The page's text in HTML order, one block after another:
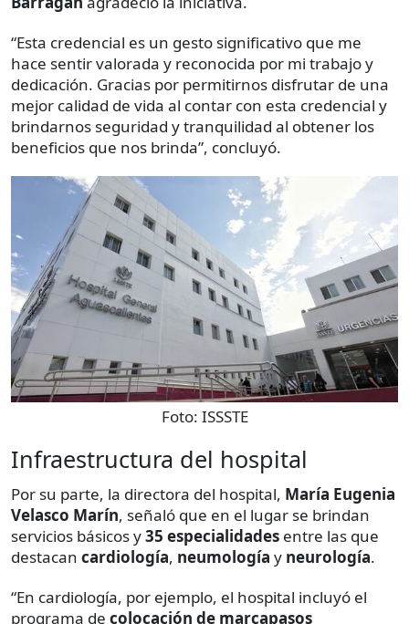
“Esta credencial es un gesto significativo que me
hace sentir valorada y reconocida por mi trabajo y
dedicación. Gracias por permitirnos disfrutar de una
mejor calidad de vida al contar con esta credencial y
brindarnos seguridad y tranquilidad al obtener los
beneficios que nos brinda”, concluyó.
Foto: ISSSTE
Infraestructura del hospital
Por su parte, la directora del hospital, María Eugenia
Velasco Marín, señaló que en el lugar se brindan
servicios básicos y35 especialidades entre las que
destacan cardiología, neumología y neurología.
“En cardiología, por ejemplo, el hospital incluyó el
programa de colocación de marcapasos